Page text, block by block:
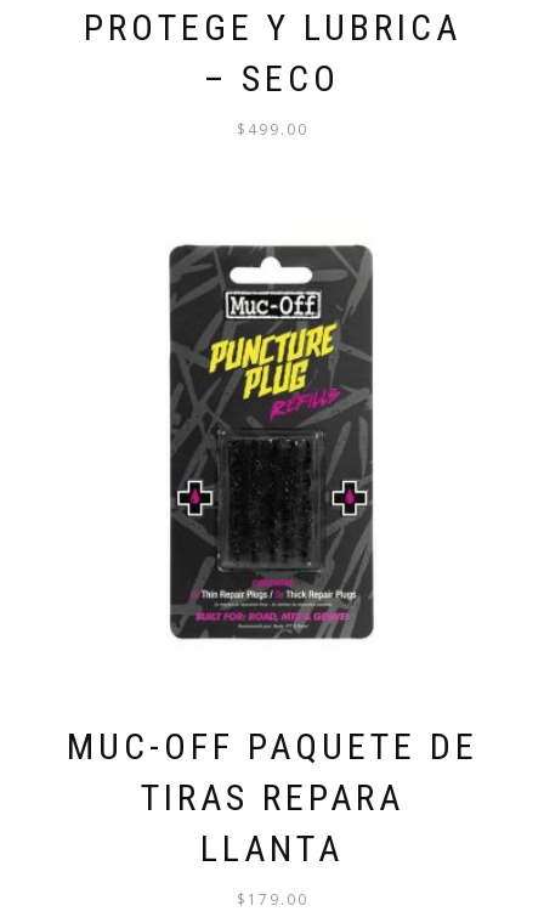
PROTEGE Y LUBRICA
– SECO
$ 499.00
MUC-OFF PAQUETE DE
TIRAS REPARA
LLANTA
$ 179.00